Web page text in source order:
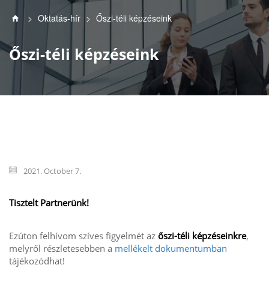
> Oktatás-hír > Őszi-téli képzéseink
Őszi-téli képzéseink
2021. October 7.
Tisztelt Partnerünk!
Ezúton felhívom szíves figyelmét az őszi-téli képzéseinkre,
melyről részletesebben a mellékelt dokumentumban
tájékozódhat!